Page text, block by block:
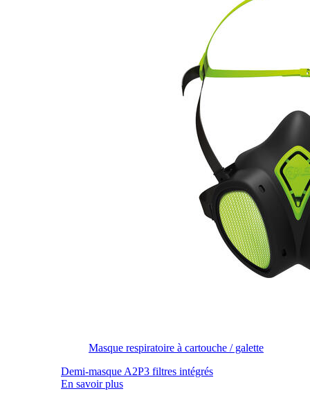
Masque respiratoire à cartouche / galette
Demi-masque A2P3 filtres intégrés
En savoir plus